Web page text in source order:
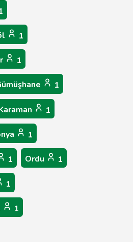
1
1
1
1
1
1 Ordu 1
1
1